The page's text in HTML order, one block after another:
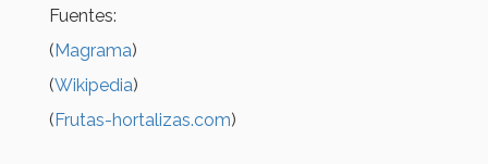
Fuentes:
(Magrama)
(Wikipedia)
(Frutas-hortalizas.com)